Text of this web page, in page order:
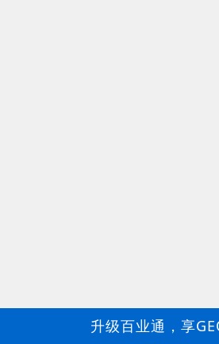
升级百业通，享